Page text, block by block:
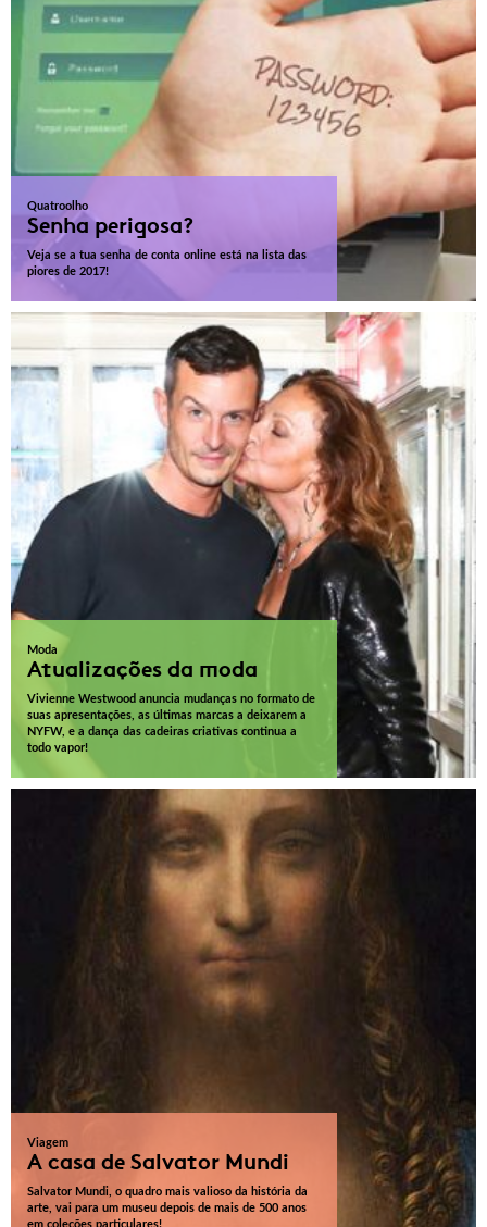
Quatroolho
Senha perigosa?
Veja se a tua senha de conta online está na lista das
piores de 2017!
Moda
Atualizações da moda
Vivienne Westwood anuncia mudanças no formato de
suas apresentações, as últimas marcas a deixarem a
NYFW, e a dança das cadeiras criativas continua a
todo vapor!
Viagem
A casa de Salvator Mundi
Salvator Mundi, o quadro mais valioso da história da
arte, vai para um museu depois de mais de 500 anos
em coleções particulares!